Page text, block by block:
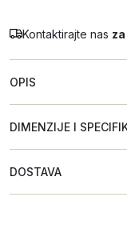
Kontaktirajte nas
OPIS
DIMENZIJE I
DOSTAVA